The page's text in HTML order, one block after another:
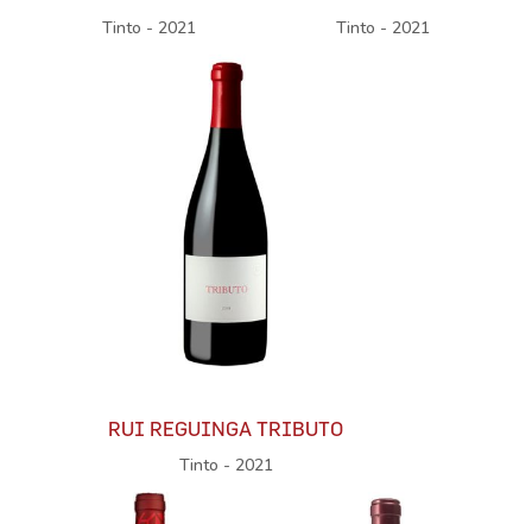
Tinto - 2021
Tinto - 2021
RUI REGUINGA TRIBUTO
Tinto - 2021